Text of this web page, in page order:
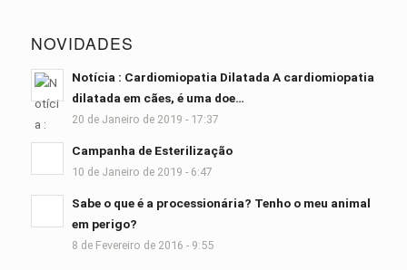
NOVIDADES
Notícia : Cardiomiopatia Dilatada A cardiomiopatia
dilatada em cães, é uma doe…
20 de Janeiro de 2019 - 17:37
Campanha de Esterilização
10 de Janeiro de 2019 - 6:47
Sabe o que é a processionária? Tenho o meu animal
em perigo?
8 de Fevereiro de 2016 - 9:55